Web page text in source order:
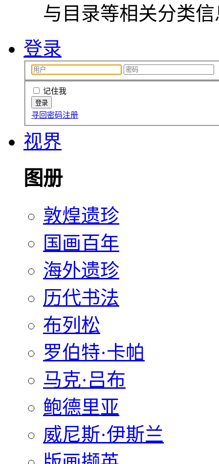
与目录等相关分类
登录
记住我
寻回密码注册
视界
图册
敦煌遗珍
国画百年
海外遗珍
历代书法
布列松
罗伯特·卡帕
马克·吕布
鲍德里亚
威尼斯·伊斯兰